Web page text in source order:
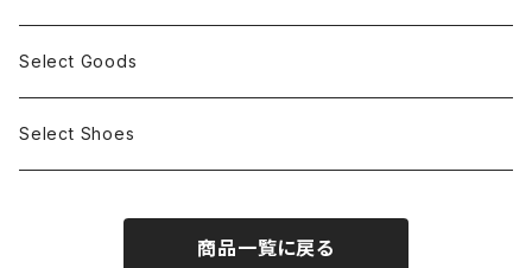
Select Goods
Select Shoes
商品一覧に戻る